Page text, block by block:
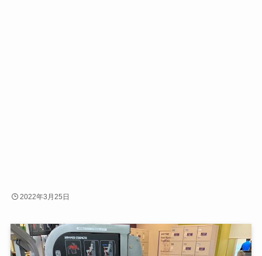
2022年3月25日